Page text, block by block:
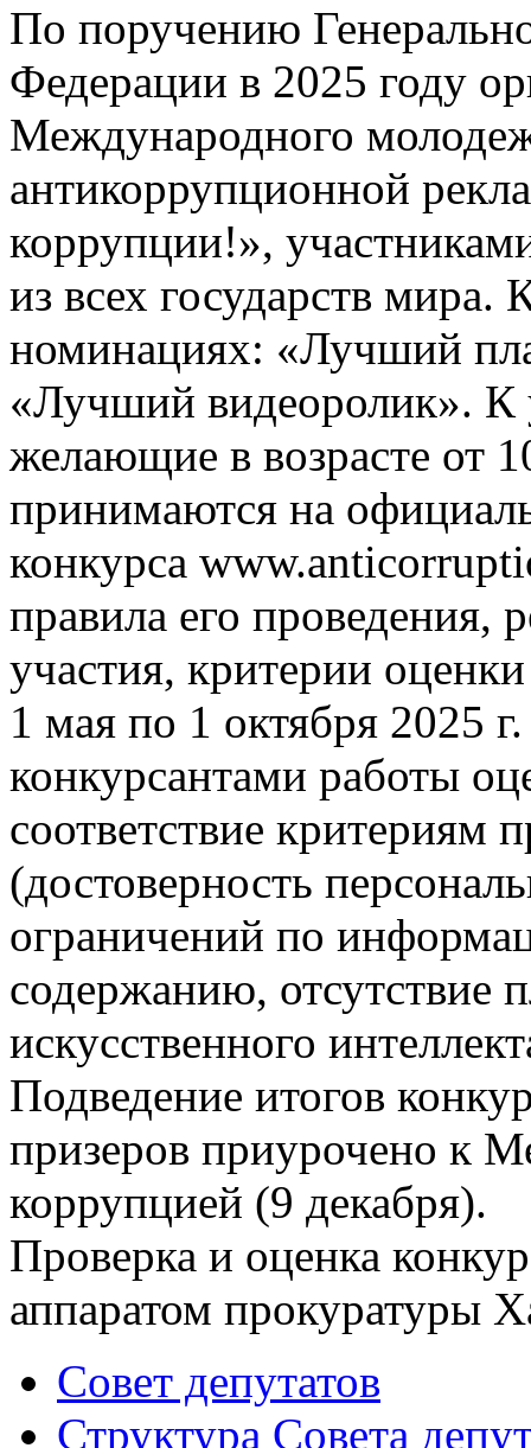
По поручению
Федерации в 2025 году
Международного
антикоррупционной
коррупции!»,
из всех государств мира.
номинациях: «Лучший
«Лучший видеоролик». К
желающие в возрасте от
принимаются на
конкурса
правила его проведения,
участия, критерии
1 мая по 1 октября 2025
конкурсантами работы
соответствие критериям
(достоверность
ограничений по
содержанию, отсутствие
искусственного
Подведение итогов
призеров приурочено к
коррупцией (9 декабря).
Проверка и оценка
аппаратом прокуратуры
Совет депутатов
Структура Совета